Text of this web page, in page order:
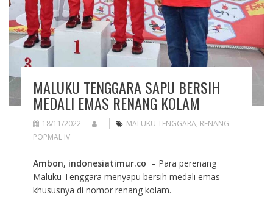
MALUKU TENGGARA SAPU BERSIH
MEDALI EMAS RENANG KOLAM
18/11/2022 MALUKU TENGGARA, RENANG
POPMAL IV
Ambon, indonesiatimur.co – Para perenang
Maluku Tenggara menyapu bersih medali emas
khususnya di nomor renang kolam.